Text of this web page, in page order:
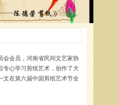
会会员，河南省民间文艺家协
专心学习剪纸艺术，创作了大
文在第六届中国剪纸艺术节全